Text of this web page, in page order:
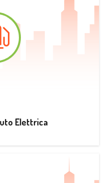
Elettrica